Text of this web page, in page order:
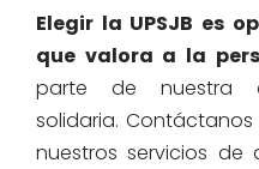
Elegir la UPSJB es
que valora a la
parte de nuestra
solidaria.
nuestros servicios de